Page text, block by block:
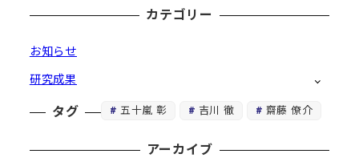
カテゴリー
お知らせ
研究成果
タグ 五十嵐 彰 吉川 徹 齋藤 僚介
アーカイブ